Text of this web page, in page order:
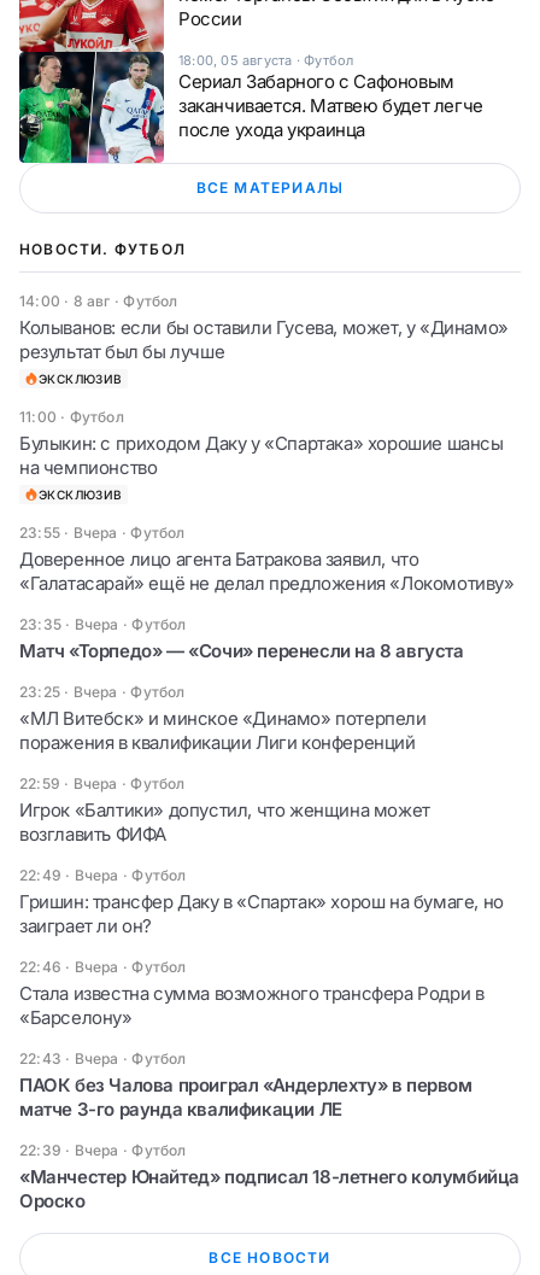
России
18:00, 05 августа ·Футбол
Сериал Забарного с Сафоновым
заканчивается. Матвею будет легче
после ухода украинца
ВСЕ МАТЕРИАЛЫ
НОВОСТИ. ФУТБОЛ
14:00 · 8 авг ·Футбол
Колыванов: если бы оставили Гусева, может, у «Динамо»
результат был бы лучше
ЭКСКЛЮЗИВ
11:00 · Футбол
Булыкин: с приходом Даку у «Спартака» хорошие шансы
на чемпионство
ЭКСКЛЮЗИВ
23:55 · Вчера ·Футбол
Доверенное лицо агента Батракова заявил, что
«Галатасарай» ещё не делал предложения «Локомотиву»
23:35 · Вчера ·Футбол
Матч «Торпедо» — «Сочи» перенесли на 8 августа
23:25 · Вчера ·Футбол
«МЛ Витебск» и минское «Динамо» потерпели
поражения в квалификации Лиги конференций
22:59 · Вчера ·Футбол
Игрок «Балтики» допустил, что женщина может
возглавить ФИФА
22:49 · Вчера ·Футбол
Гришин: трансфер Даку в «Спартак» хорош на бумаге, но
заиграет ли он?
22:46 · Вчера ·Футбол
Стала известна сумма возможного трансфера Родри в
«Барселону»
22:43 · Вчера ·Футбол
ПАОК без Чалова проиграл «Андерлехту» в первом
матче 3-го раунда квалификации ЛЕ
22:39 · Вчера ·Футбол
«Манчестер Юнайтед» подписал 18-летнего колумбийца
Ороско
ВСЕ НОВОСТИ